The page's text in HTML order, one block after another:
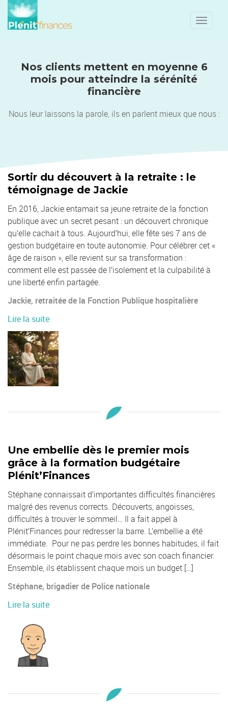
Toggle
Nos clients mettent en moyenne 6
mois pour atteindre la sérénité
financière
Nous leur laissons la parole, ils en parlent mieux que nous :
Sortir du découvert à la retraite : le
témoignage de Jackie
En 2016, Jackie entamait sa jeune retraite de la fonction
publique avec un secret pesant : un découvert chronique
qu’elle cachait à tous. Aujourd’hui, elle fête ses 7 ans de
gestion budgétaire en toute autonomie. Pour célébrer cet «
âge de raison », elle revient sur sa transformation :
comment elle est passée de l’isolement et la culpabilité à
une liberté enfin partagée.
Jackie, retraitée de la Fonction Publique hospitalière
Lire la suite
Une embellie dès le premier mois
grâce à la formation budgétaire
Plénit’Finances
Stéphane connaissait d’importantes difficultés financières
malgré des revenus corrects. Découverts, angoisses,
difficultés à trouver le sommeil… Il a fait appel à
Plénit’Finances pour redresser la barre. L’embellie a été
immédiate. Pour ne pas perdre les bonnes habitudes, il fait
désormais le point chaque mois avec son coach financier.
Ensemble, ils établissent chaque mois un budget […]
Stéphane, brigadier de Police nationale
Lire la suite